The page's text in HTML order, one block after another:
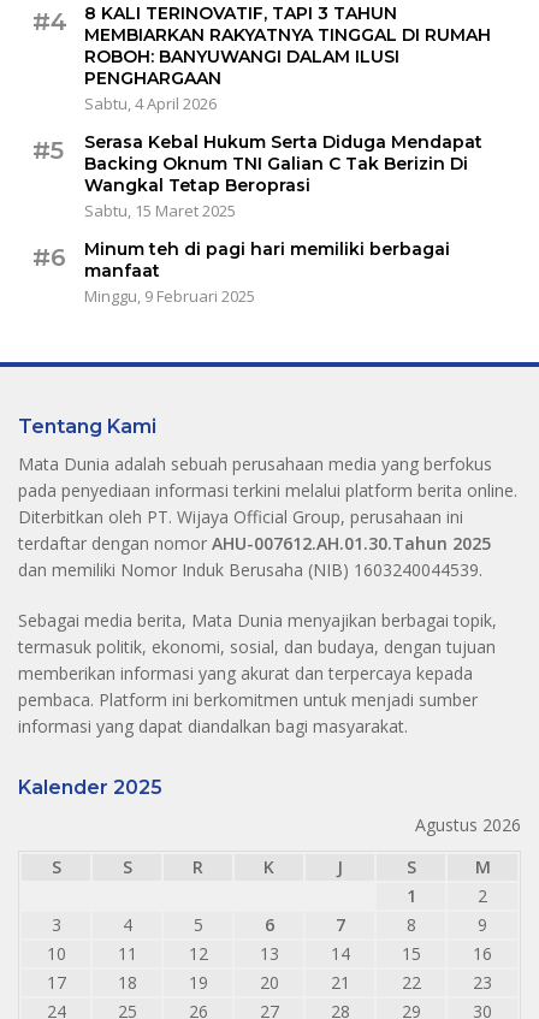
#4
8 KALI TERINOVATIF, TAPI 3 TAHUN
MEMBIARKAN RAKYATNYA TINGGAL DI RUMAH
ROBOH: BANYUWANGI DALAM ILUSI
PENGHARGAAN
Sabtu, 4 April 2026
#5
Serasa Kebal Hukum Serta Diduga Mendapat
Backing Oknum TNI Galian C Tak Berizin Di
Wangkal Tetap Beroprasi
Sabtu, 15 Maret 2025
#6
Minum teh di pagi hari memiliki berbagai
manfaat
Minggu, 9 Februari 2025
Tentang Kami
Mata Dunia adalah sebuah perusahaan media yang berfokus
pada penyediaan informasi terkini melalui platform berita online.
Diterbitkan oleh PT. Wijaya Official Group, perusahaan ini
terdaftar dengan nomor AHU-007612.AH.01.30.Tahun 2025
dan memiliki Nomor Induk Berusaha (NIB) 1603240044539.
Sebagai media berita, Mata Dunia menyajikan berbagai topik,
termasuk politik, ekonomi, sosial, dan budaya, dengan tujuan
memberikan informasi yang akurat dan terpercaya kepada
pembaca. Platform ini berkomitmen untuk menjadi sumber
informasi yang dapat diandalkan bagi masyarakat.
Kalender 2025
Agustus 2026
S
S R K J S
M
1
2
3
4 5 6 7 8
9
10
11 12 13 14 15
16
17
18 19 20 21 22
23
24
25 26 27 28 29 30